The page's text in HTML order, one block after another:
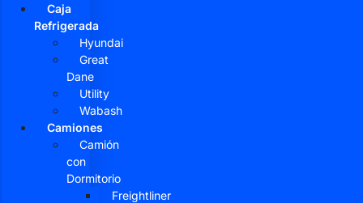
Caja
Refrigerada
Hyundai
Great
Dane
Utility
Wabash
Camiones
Camión
con
Dormitorio
Freightliner